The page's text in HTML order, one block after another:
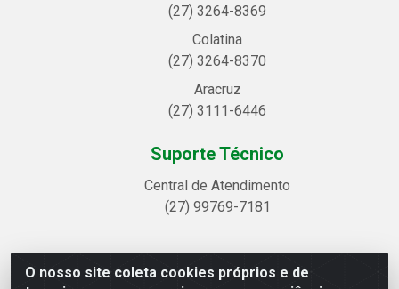
O nosso site coleta cookies próprios e de
(27) 3264-8369
Colatina
(27) 3264-8370
Aracruz
(27) 3111-6446
Suporte Técnico
Central de Atendimento
(27) 99769-7181
Linhavix Distribuidora LTDA - Avenida Alegre, 2521 -